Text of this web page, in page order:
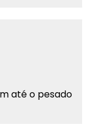
até o pesado